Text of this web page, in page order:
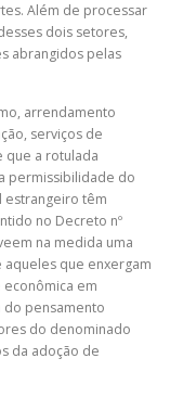
Além de processar
dois setores,
abrangidos pelas
arrendamento
serviços de
que a rotulada
permissibilidade do
estrangeiro têm
no Decreto nº
na medida uma
que enxergam
em
do pensamento
do denominado
da adoção de